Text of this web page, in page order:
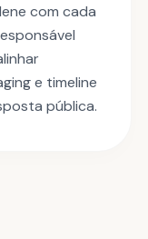
com cada
e timeline
pública.